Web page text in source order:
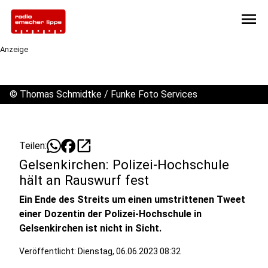
menu
Anzeige
© Thomas Schmidtke / Funke Foto Services
Teilen: open_in_new
Gelsenkirchen: Polizei-Hochschule
hält an Rauswurf fest
Ein Ende des Streits um einen umstrittenen Tweet
einer Dozentin der Polizei-Hochschule in
Gelsenkirchen ist nicht in Sicht.
Veröffentlicht: Dienstag, 06.06.2023 08:32